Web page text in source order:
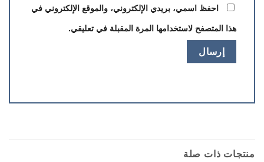
احفظ اسمي، بريدي الإلكتروني، والموقع الإلكتروني في
هذا المتصفح لاستخدامها المرة المقبلة في تعليقي.
منتجات ذات صلة